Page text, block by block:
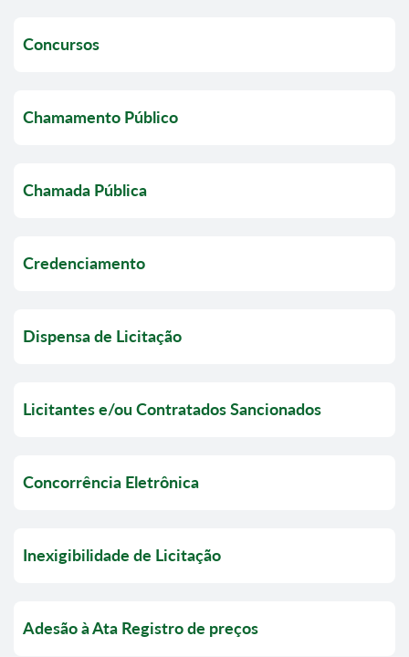
Concursos
Chamamento Público
Chamada Pública
Credenciamento
Dispensa de Licitação
Licitantes e/ou Contratados Sancionados
Concorrência Eletrônica
Inexigibilidade de Licitação
Adesão à Ata Registro de preços